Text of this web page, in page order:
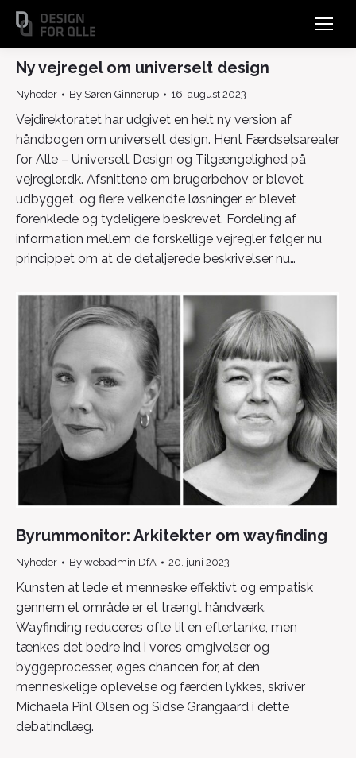
Ny vejregel om universelt design
Nyheder By Søren Ginnerup 16. august 2023
Vejdirektoratet har udgivet en helt ny version af
håndbogen om universelt design. Hent Færdselsarealer
for Alle – Universelt Design og Tilgængelighed på
vejregler.dk. Afsnittene om brugerbehov er blevet
udbygget, og flere velkendte løsninger er blevet
forenklede og tydeligere beskrevet. Fordeling af
information mellem de forskellige vejregler følger nu
princippet om at de detaljerede beskrivelser nu…
Byrummonitor: Arkitekter om wayfinding
Nyheder By webadmin DfA 20. juni 2023
Kunsten at lede et menneske effektivt og empatisk
gennem et område er et trængt håndværk.
Wayfinding reduceres ofte til en eftertanke, men
tænkes det bedre ind i vores omgivelser og
byggeprocesser, øges chancen for, at den
menneskelige oplevelse og færden lykkes, skriver
Michaela Pihl Olsen og Sidse Grangaard i dette
debatindlæg.